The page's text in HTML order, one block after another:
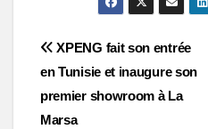
Post
navigation
XPENG fait son entrée
en Tunisie et inaugure son
premier showroom à La
Marsa